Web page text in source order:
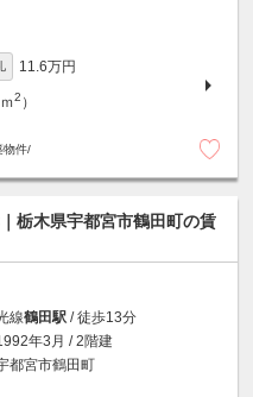
11.6万円
2 ）
物件/
栃木県宇都宮市鶴田町の賃
線鶴田駅 / 徒歩13分
年3月 / 2階建
都宮市鶴田町